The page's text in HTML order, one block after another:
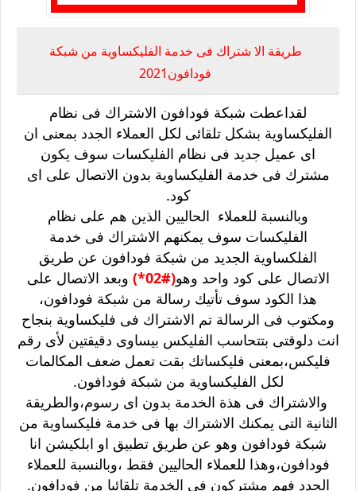
طريقة الا شتراك فى خدمة الفليكساوية من شبكة
فودافون2021
لقداعطت شبكة فودافون الاشتراك فى نظام
الفليكساوية بشكل تلقائى لكل العملاء الجدد بمعنى ان
اى عميل جديد فى نظام الفليكسات سوف يكون
مشترك فى خدمة الفليكساوية بدون الاتصال على اى
كود.
وبالنسبة للعملاء الحاليين الذين هم على نظام
الفليكسات سوف يمكنهم الاشتراك فى خدمة
الفلكساوية الجديد من شبكة فودافون عن طريق
الاتصال على كود واحد وهو(#02*)
وبعد الاتصال على
هذا الكود سوف تأتيك رسالة من شبكة فودافون،
ومكتوب فى الرسالة تم الاشتراك فى فليكساوية بنجاح
انت دلوقتى بتتحاسب الفليكس بيساوى دقيقتين لأى رقم
فليكس،بمعنى فليكساتك بقت تعمل ضعف المكالمات
لكل الفليكساوية من شبكة فودافون.
والاشتراك فى هذة الخدمة بدون اى رسوم،والطريقة
الثانية التى يمكنك الاشتراك بها فى خدمة فليكساوية من
شبكة فودافون وهو عن طريق تطبيق او ابلكيشن انا
فودافون،وهذا للعملاء الحاليين فقط ،وبالنسبة للعملاء
الجدد فهم مشتركون فى الخدمة تلقائيا من فودافون.